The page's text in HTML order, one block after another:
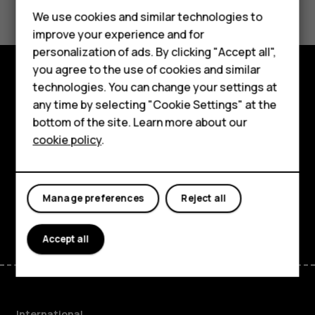
Feature phones
Phones for kids
Accessories
HMD Terra M
For business
Tablets
Yes No
Explore
About
Support
FacebookInstagram
TiktokYoutubeLinkedinDiscord
We use cookies and similar technologies to
improve your experience and for
personalization of ads. By clicking "Accept all",
you agree to the use of cookies and similar
technologies. You can change your settings at
any time by selecting "Cookie Settings" at the
bottom of the site. Learn more about our
cookie policy.
Reject all
Manage preferences
Accept all